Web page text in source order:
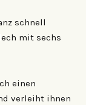
schnell
mit sechs
einen
verleiht ihnen